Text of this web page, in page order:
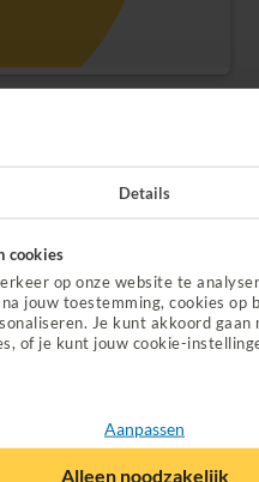
Details
cookies
op onze website te
jouw toestemming, cookies op
Je kunt akkoord
of je kunt jouw cookie-
Aanpassen
Alleen noodzakelijk
bij